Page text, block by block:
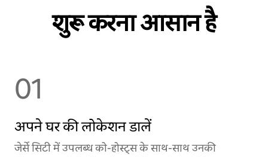
शुरू करना आसान है
01
अपने घर की लोकेशन डालें
जेर्से सिटी में उपलब्ध को-होस्ट्स के साथ-साथ उनकी